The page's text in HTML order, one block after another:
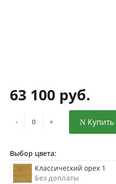
63 100 руб.
- + Купить
Выбор цвета:
Классический орех 1
Без доплаты